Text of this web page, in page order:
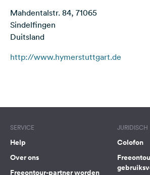
Volg
ons
op
media
Mahdentalstr. 84, 71065
Sindelfingen
Duitsland
http://www.hymerstuttgart.de
SERVICE
Help
Over ons
Freeontour-partner worden
JURIDISCH
Colofon